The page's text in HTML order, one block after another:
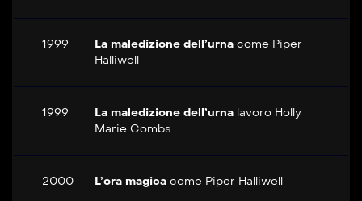
1999 La maledizione dell’urna come Piper
Halliwell
1999 La maledizione dell’urna lavoro Holly
Marie Combs
2000 L’ora magica come Piper Halliwell